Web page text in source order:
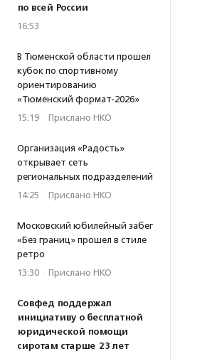
по всей России
16:53
В Тюменской области прошел
кубок по спортивному
ориентированию
«Тюменский формат-2026»
15:19 · Прислано НКО
Организация «Радость»
открывает сеть
региональных подразделений
14:25 · Прислано НКО
Московский юбилейный забег
«Без границ» прошел в стиле
ретро
13:30 · Прислано НКО
Совфед поддержал
инициативу о бесплатной
юридической помощи
сиротам старше 23 лет